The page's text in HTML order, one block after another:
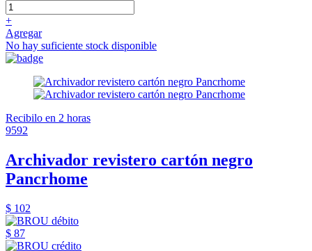
+
Agregar
No hay suficiente stock disponible
Recibilo en 2 horas
9592
Archivador revistero cartón negro
Pancrhome
$ 102
$ 87